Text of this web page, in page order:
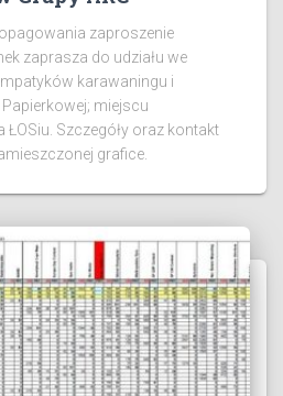
zaproszenie
zaprasza do udziału we
karawaningu i
miejscu
Szczegóły oraz kontakt
grafice.